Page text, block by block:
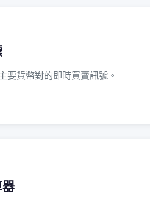
要貨幣對的即時買賣訊號。